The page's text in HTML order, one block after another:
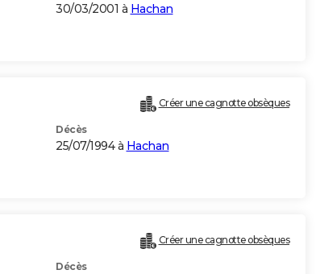
30/03/2001 à Hachan
Créer une cagnotte obsèques
Décès
25/07/1994 à Hachan
Créer une cagnotte obsèques
Décès